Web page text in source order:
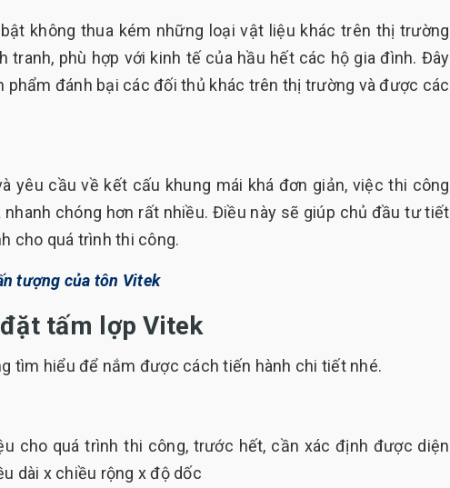
không thua kém những loại vật liệu khác trên thị trường
tranh, phù hợp với kinh tế của hầu hết các hộ gia đình. Đây
đánh bại các đối thủ khác trên thị trường và được các
yêu cầu về kết cấu khung mái khá đơn giản, việc thi công
nhanh chóng hơn rất nhiều. Điều này sẽ giúp chủ đầu tư tiết
cho quá trình thi công.
tượng của tôn Vitek
tấm lợp Vitek
tìm hiểu để nắm được cách tiến hành chi tiết nhé.
cho quá trình thi công, trước hết, cần xác định được diện
dài x chiều rộng x độ dốc